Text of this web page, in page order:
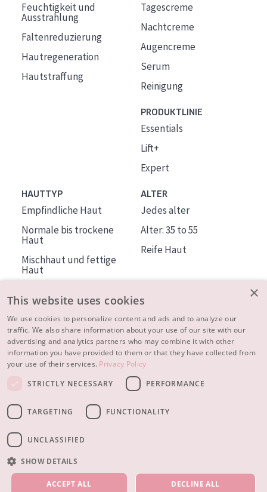
UNSERE PRODUKTE
Feuchtigkeit und
Ausstrahlung
Faltenreduzierung
Hautregeneration
Hautstraffung
Tagescreme
Nachtcreme
Augencreme
Serum
Reinigung
PRODUKTLINIE
Essentials
Lift+
Expert
HAUTTYP
Empfindliche Haut
Normale bis trockene
Haut
Mischhaut und fettige
Haut
Haut
ALTER
Jedes alter
Alter: 35 to 55
Reife Haut
ÜBER DIADERMINE
Mehr über uns
Inspiration
×
This website uses cookies
We use cookies to personalize content and ads and to analyze our
traffic. We also share information about your use of our site with our
advertising and analytics partners who may combine it with other
information you have provided to them or that they have collected from
your use of their services. Privacy Policy
STRICTLY NECESSARY
PERFORMANCE
TARGETING FUNCTIONALITY
UNCLASSIFIED
SHOW DETAILS
ACCEPT ALL DECLINE ALL